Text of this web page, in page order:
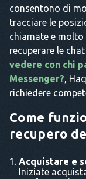
consentono di
tracciare le
chiamate e
recuperare le
vedere con chi
Messenger?,
richiedere
Come
recupero
Acquistare e
Iniziate